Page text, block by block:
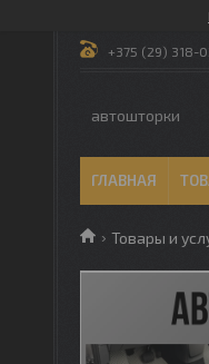
+375 (29) 318-
автошторки
ГЛАВНАЯ
Товары и